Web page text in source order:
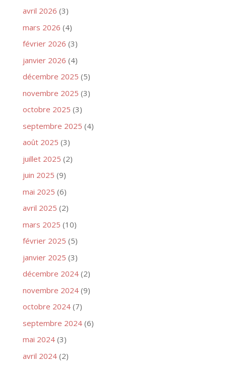
avril 2026 (3)
mars 2026 (4)
février 2026 (3)
janvier 2026 (4)
décembre 2025 (5)
novembre 2025 (3)
octobre 2025 (3)
septembre 2025 (4)
août 2025 (3)
juillet 2025 (2)
juin 2025 (9)
mai 2025 (6)
avril 2025 (2)
mars 2025 (10)
février 2025 (5)
janvier 2025 (3)
décembre 2024(2)
novembre 2024(9)
octobre 2024(7)
septembre 2024(6)
mai 2024(3)
avril 2024(2)